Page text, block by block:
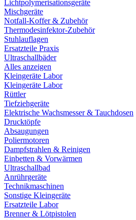
Lichtpolymerisationsgeräte
Mischgeräte
Notfall-Koffer & Zubehör
Thermodesinfektor-Zubehör
Stuhlauflagen
Ersatzteile Praxis
Ultraschallbäder
Alles anzeigen
Kleingeräte Labor
Kleingeräte Labor
Rüttler
Tiefziehgeräte
Elektrische Wachsmesser & Tauchdosen
Drucktöpfe
Absaugungen
Poliermotoren
Dampfstrahlen & Reinigen
Einbetten & Vorwärmen
Ultraschallbad
Anrührgeräte
Technikmaschinen
Sonstige Kleingeräte
Ersatzteile Labor
Brenner & Lötpistolen